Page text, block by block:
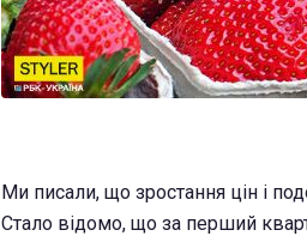
Ми писали, що зростання цін і
Стало відомо, що за перший